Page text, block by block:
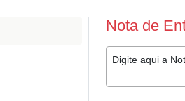
Nota de
Digite aqui a